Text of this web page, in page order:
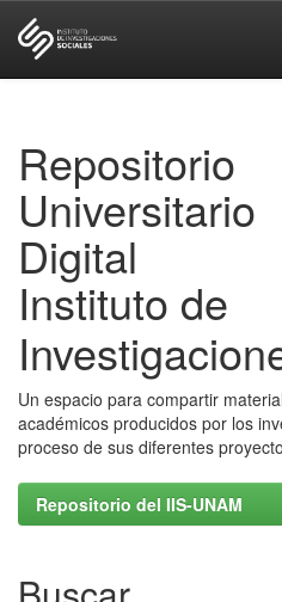
Repositorio
Universitario
Digital
Instituto de
Un espacio para compartir
académicos producidos por los
proceso de sus diferentes
Repositorio del IIS-UNAM